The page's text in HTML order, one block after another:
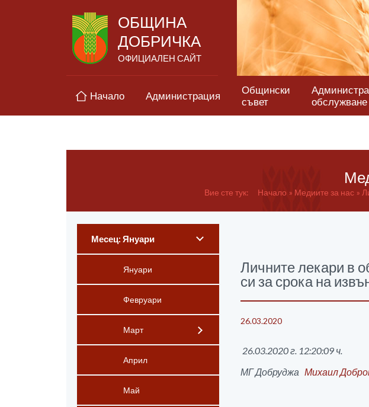
ОБЩИНА
ДОБРИЧКА
ОФИЦИАЛЕН САЙТ
Начало Администрация
Общински
съвет
обслужване
Вие сте тук: Начало Медиите за нас
Месец: Януари
Януари
Февруари
Март
Април
Май
Личните лекари в
си за срока на
26.03.2020
26.03.2020 г. 12:20:09 ч.
МГ Добруджа Михаил